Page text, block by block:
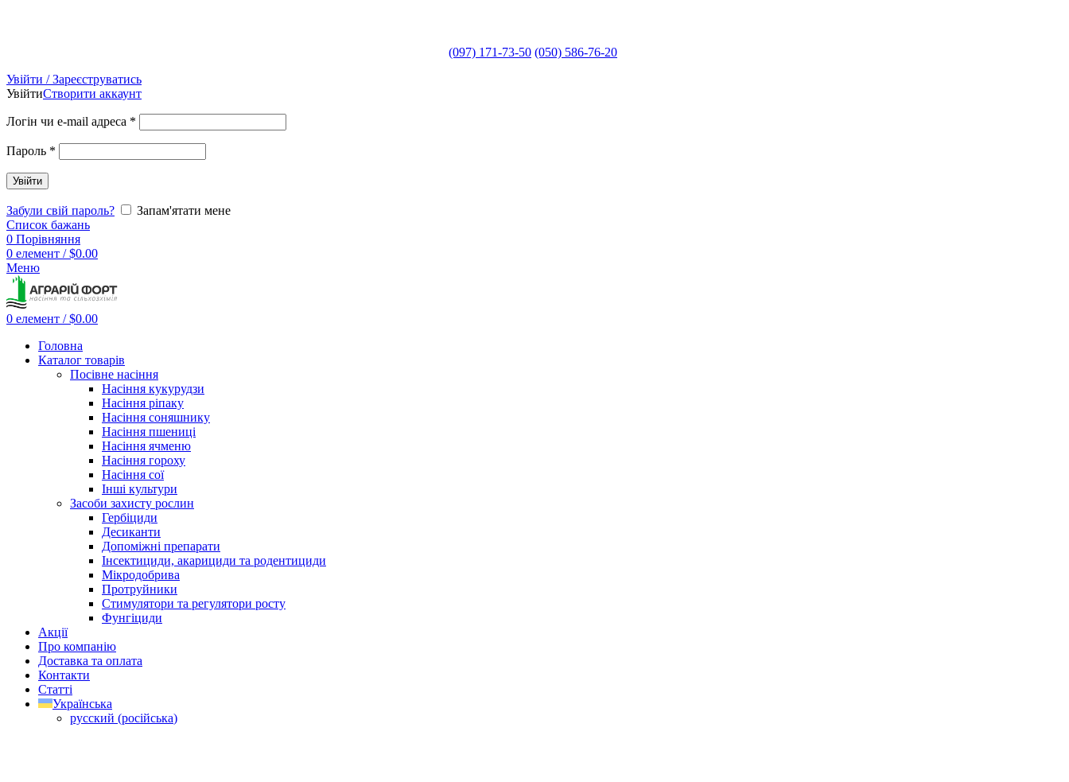
(097) 171-73-50 (050) 586-76-20
Увійти / Зареєструватись
УвійтиСтворити аккаунт
Логін чи e-mail адреса *
Пароль *
Увійти
Забули свій пароль?
Запам'ятати мене
Список бажань
0 Порівняння
0 елемент / $0.00
Меню
0 елемент / $0.00
Головна
Каталог товарів
Посівне насіння
Насіння кукурудзи
Насіння ріпаку
Насіння соняшнику
Насіння пшениці
Насіння ячменю
Насіння гороху
Насіння сої
Інші культури
Засоби захисту рослин
Гербіциди
Десиканти
Допоміжні препарати
Інсектициди, акарициди та родентициди
Мікродобрива
Протруйники
Стимулятори та регулятори росту
Фунгіциди
Акції
Про компанію
Доставка та оплата
Контакти
Статті
Українська
русский (російська)